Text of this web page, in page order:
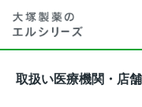
取扱い医療機関・店舗